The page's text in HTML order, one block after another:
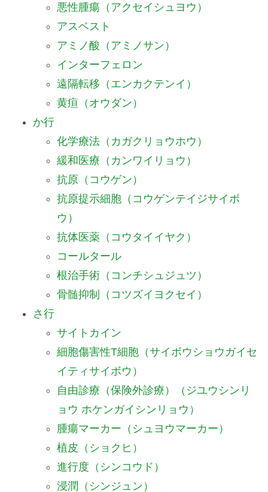
悪性腫瘍（アクセイシュヨウ）
アスベスト
アミノ酸（アミノサン）
インターフェロン
遠隔転移（エンカクテンイ）
黄疸（オウダン）
か行
化学療法（カガクリョウホウ）
緩和医療（カンワイリョウ）
抗原（コウゲン）
抗原提示細胞（コウゲンテイジサイボ
ウ）
抗体医薬（コウタイイヤク）
コールタール
根治手術（コンチシュジュツ）
骨髄抑制（コツズイヨクセイ）
さ行
サイトカイン
細胞傷害性T細胞（サイボウショウガイセ
イティサイボウ）
自由診療（保険外診療）（ジユウシンリ
ョウ ホケンガイシンリョウ）
腫瘍マーカー（シュヨウマーカー）
植皮（ショクヒ）
進行度（シンコウド）
浸潤（シンジュン）